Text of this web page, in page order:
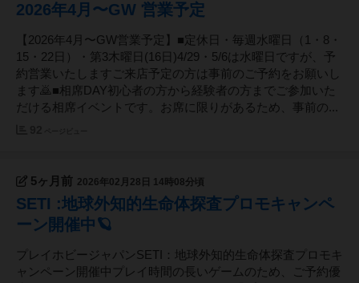
2026年4月〜GW 営業予定
【2026年4月〜GW営業予定】■定休日・毎週水曜日（1・8・
15・22日）・第3木曜日(16日)4/29・5/6は水曜日ですが、予
約営業いたしますご来店予定の方は事前のご予約をお願いし
ます🙇■相席DAY初心者の方から経験者の方までご参加いた
だける相席イベントです。お席に限りがあるため、事前の...
5ヶ月前 2026年02月28日 14時08分頃
SETI :地球外知的生命体探査プロモキャンペ
ーン開催中🪐
プレイホビージャパンSETI：地球外知的生命体探査プロモキ
ャンペーン開催中プレイ時間の長いゲームのため、ご予約優